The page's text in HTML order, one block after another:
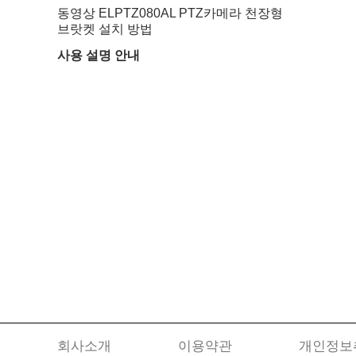
동영상 ELPTZ080AL PTZ카메라 천장형
브랏켓 설치 방법
사용 설명 안내
회사소개 이용약관 개인정보